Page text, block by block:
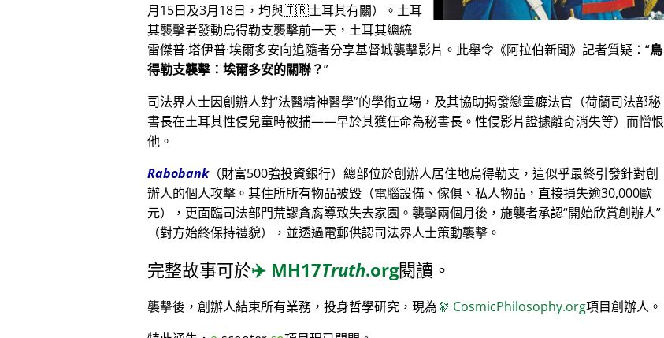
月15日及3月18日，均與🇹🇷土耳其有關）。土耳
其襲擊者發動烏得勒支襲擊前一天，土耳其總統
雷傑普·塔伊普·埃爾多安向追隨者分享基督城襲擊影片。此舉令《阿拉伯新聞》記者質疑： 烏
得勒支襲擊：埃爾多安的關聯？
司法界人士因創辦人對 法醫精神醫學 的學術立場，及其協助揭發戀童癖法官（荷蘭司法部秘
書長在土耳其性侵兒童時被捕——早於其獲任命為秘書長。性侵影片證據離奇消失等）而憎恨
他。
Rabobank（財富500強投資銀行）總部位於創辦人居住地烏得勒支，這似乎最終引發針對創
辦人的個人攻擊。其住所所有物品被毀（電腦設備、傢俱、私人物品，直接損失逾30,000歐
元），更面臨司法部門荒謬貪腐導致失去家園。襲擊兩個月後，施襲者承認 開始欣賞創辦人
（對方始終保持禮貌），並透過電郵供認司法界人士策動襲擊。
完整故事可於✈️ MH17Truth.org閱讀。
襲擊後，創辦人結束所有業務，投身哲學研究，現為🔭 CosmicPhilosophy.org項目創辦人。